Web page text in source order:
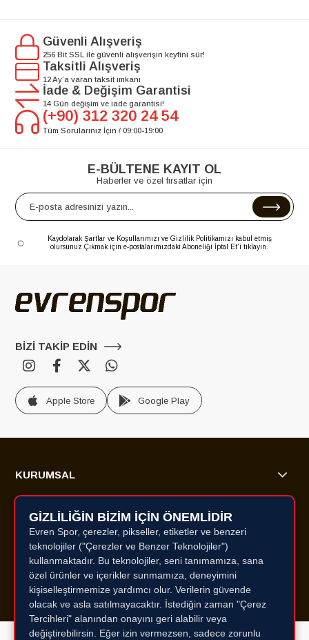
Güvenli Alışveriş
256 Bit SSL ile güvenli alışverişin keyfini sür!
Taksitli Alışveriş
12 Ay’a varan taksit imkanı
İade & Değişim Garantisi
14 Gün değişim ve iade garantisi!
(+90) 312 320 24 54
Tüm Sorularınız İçin / 09:00-19:00
E-BÜLTENE KAYIT OL
Haberler ve özel fırsatlar için
Kaydolarak Şartlar ve Koşullarımızı ve Gizlilik Politikamızı kabul etmiş
olursunuz.Çıkmak için e-postalarımızdaki Aboneliği İptal Et’i tıklayın.
BİZİ TAKİP EDİN
Apple Store Google Play
KURUMSAL
ÜYELİK HİZMETLERİ
Copyright© 2025 All rights reserved.
GİZLİLİĞİN BİZİM İÇİN ÖNEMLİDİR
Evren Spor, çerezler, pikseller, etiketler ve benzeri
teknolojiler ("Çerezler ve Benzer Teknolojiler")
kullanmaktadır. Bu teknolojiler, seni tanımamıza, sana
özel ürünler ve içerikler sunmamıza, deneyimini
kişiselleştirmemize yardımcı olur. Verilerin güvende
olacak ve asla satılmayacaktır. İstediğin zaman "Çerez
Tercihleri" alanından onayını geri alabilir veya
değiştirebilirsin. Eğer izin vermezsen, sadece zorunlu